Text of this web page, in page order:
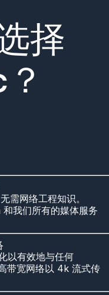
择
需网络工程知识。
我们所有的媒体服务
以有效地与任何
带宽网络以 4k 流式传